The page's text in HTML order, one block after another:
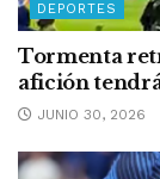
DEPORTES
Tormenta
afición
JUNIO 30, 2026